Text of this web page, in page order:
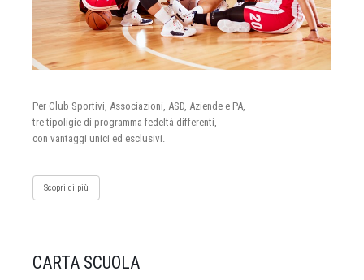
Per Club Sportivi, Associazioni, ASD, Aziende e PA,
tre tipoligie di programma fedeltà differenti,
con vantaggi unici ed esclusivi.
Scopri di più
CARTA SCUOLA